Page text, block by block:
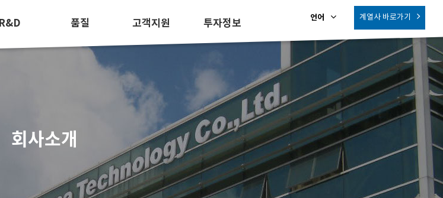
R&D 품질 고객지원 투자정보 언어 계열사바로가기
회사소개